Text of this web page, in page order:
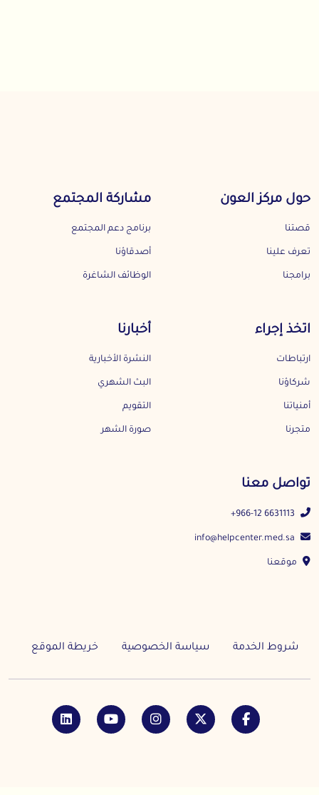
حول مركز العون
قصتنا
تعرف علينا
برامجنا
مشاركة المجتمع
برنامج دعم المجتمع
أصدقاؤنا
الوظائف الشاغرة
اتخذ إجراء
ارتباطات
شركاؤنا
أمنياتنا
متجرنا
أخبارنا
النشرة الأخبارية
البث الشهري
التقويم
صورة الشهر
تواصل معنا
+966-12 6631113
موقعنا
شروط الخدمة سياسة الخصوصية خريطة الموقع